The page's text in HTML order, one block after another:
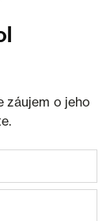
záujem o jeho